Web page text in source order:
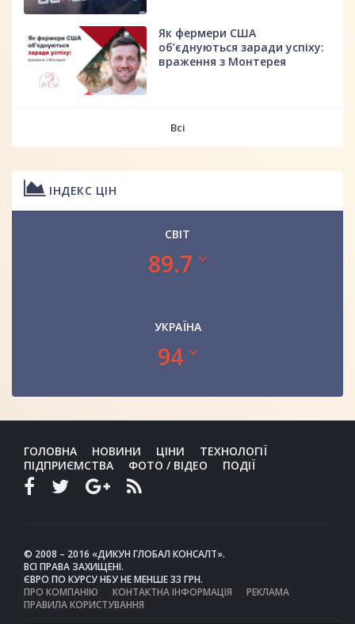
Як фермери США
об’єднуються заради успіху:
враження з Монтерея
Всі
ІНДЕКС ЦІН
СВІТ
89.7
УКРАЇНА
94
ГОЛОВНА НОВИНИ ЦІНИ
ТЕХНОЛОГІЇ
ПІДПРИЄМСТВА
ФОТО / ВІДЕО ПОДІЇ
© 2008 – 2016 «ДИКУН ГЛОБАЛ КОНСАЛТ».
ВСІ ПРАВА ЗАХИЩЕНІ.
ЄВРО ПО КУРСУ НБУ НЕ МЕНШЕ 33 ГРН.
ПРО КОМПАНІЮ
КОНТАКТНА ІНФОРМАЦІЯ
РЕКЛАМА
ПРАВИЛА КОРИСТУВАННЯ